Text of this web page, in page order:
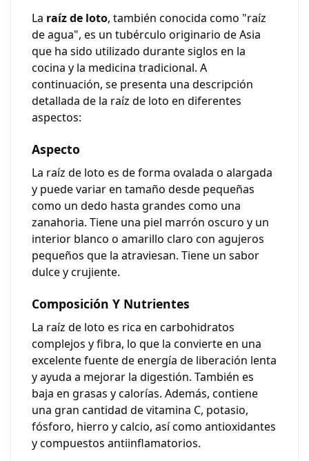
La raíz de loto, también conocida como "raíz
de agua", es un tubérculo originario de Asia
que ha sido utilizado durante siglos en la
cocina y la medicina tradicional. A
continuación, se presenta una descripción
detallada de la raíz de loto en diferentes
aspectos:
Aspecto
La raíz de loto es de forma ovalada o alargada
y puede variar en tamaño desde pequeñas
como un dedo hasta grandes como una
zanahoria. Tiene una piel marrón oscuro y un
interior blanco o amarillo claro con agujeros
pequeños que la atraviesan. Tiene un sabor
dulce y crujiente.
Composición Y Nutrientes
La raíz de loto es rica en carbohidratos
complejos y fibra, lo que la convierte en una
excelente fuente de energía de liberación lenta
y ayuda a mejorar la digestión. También es
baja en grasas y calorías. Además, contiene
una gran cantidad devitamina C, potasio,
fósforo, hierro y calcio, así como antioxidantes
y compuestos antiinflamatorios.